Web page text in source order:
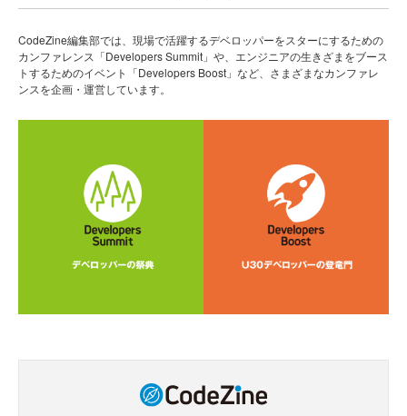
CodeZine編集部では、現場で活躍するデベロッパーをスターにするための
カンファレンス「Developers Summit」や、エンジニアの生きざまをブース
トするためのイベント「Developers Boost」など、さまざまなカンファレ
ンスを企画・運営しています。